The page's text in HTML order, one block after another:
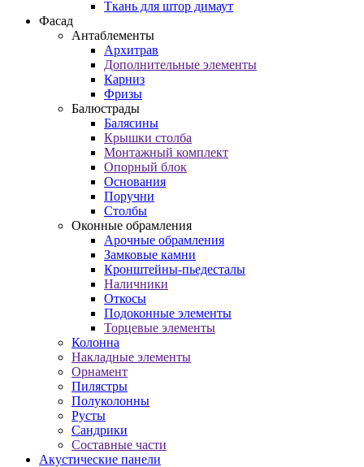
Ткань для штор димаут
Фасад
Антаблементы
Архитрав
Дополнительные элементы
Карниз
Фризы
Балюстрады
Балясины
Крышки столба
Монтажный комплект
Опорный блок
Основания
Поручни
Столбы
Оконные обрамления
Арочные обрамления
Замковые камни
Кронштейны-пьедесталы
Наличники
Откосы
Подоконные элементы
Торцевые элементы
Колонна
Накладные элементы
Орнамент
Пилястры
Полуколонны
Русты
Сандрики
Составные части
Акустические панели